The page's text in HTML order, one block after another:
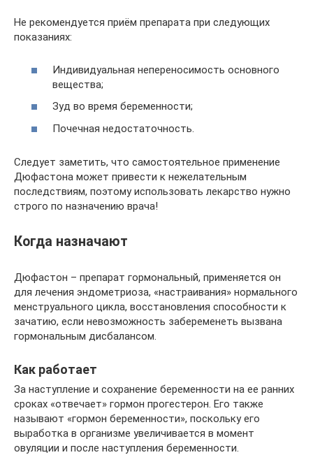
Не рекомендуется приём препарата при следующих
показаниях:
Индивидуальная непереносимость основного
вещества;
Зуд во время беременности;
Почечная недостаточность.
Следует заметить, что самостоятельное применение
Дюфастона может привести к нежелательным
последствиям, поэтому использовать лекарство нужно
строго по назначению врача!
Когда назначают
Дюфастон – препарат гормональный, применяется он
для лечения эндометриоза, «настраивания» нормального
менструального цикла, восстановления способности к
зачатию, если невозможность забеременеть вызвана
гормональным дисбалансом.
Как работает
За наступление и сохранение беременности на ее ранних
сроках «отвечает» гормон прогестерон. Его также
называют «гормон беременности», поскольку его
выработка в организме увеличивается в момент
овуляции и после наступления беременности.